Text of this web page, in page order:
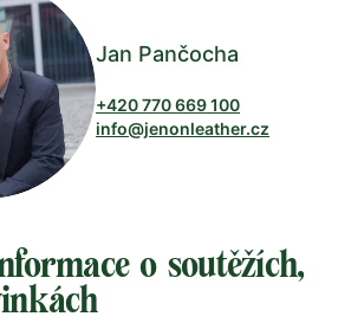
Jan Pančocha
+420 770 669 100
info@jenonleather.cz
o soutěžích,